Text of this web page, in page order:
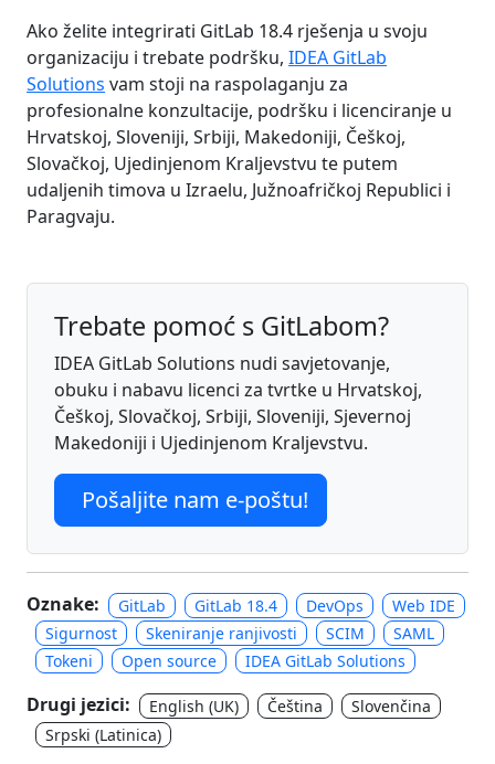
Ako želite integrirati GitLab 18.4 rješenja u svoju
organizaciju i trebate podršku, IDEA GitLab
Solutions vam stoji na raspolaganju za
profesionalne konzultacije, podršku i licenciranje u
Hrvatskoj, Sloveniji, Srbiji, Makedoniji, Češkoj,
Slovačkoj, Ujedinjenom Kraljevstvu te putem
udaljenih timova u Izraelu, Južnoafričkoj Republici i
Paragvaju.
Trebate pomoć s GitLabom?
IDEA GitLab Solutions nudi savjetovanje,
obuku i nabavu licenci za tvrtke u Hrvatskoj,
Češkoj, Slovačkoj, Srbiji, Sloveniji, Sjevernoj
Makedoniji i Ujedinjenom Kraljevstvu.
Pošaljite nam e-poštu!
Oznake: GitLab GitLab 18.4 DevOps
Web IDE
Sigurnost
Skeniranje ranjivosti SCIM
SAML
Tokeni
Open source IDEA GitLab Solutions
Drugi jezici: English (UK) Čeština
Slovenčina
Srpski (Latinica)